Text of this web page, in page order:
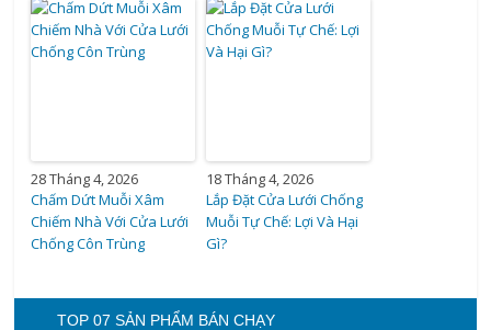
28 Tháng 4, 2026
Chấm Dứt Muỗi Xâm
Chiếm Nhà Với Cửa Lưới
Chống Côn Trùng
18 Tháng 4, 2026
Lắp Đặt Cửa Lưới Chống
Muỗi Tự Chế: Lợi Và Hại
Gì?
TOP 07 SẢN PHẨM BÁN CHẠY